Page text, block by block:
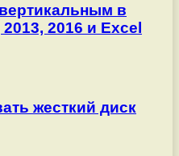
в
2016 и Excel
жесткий диск